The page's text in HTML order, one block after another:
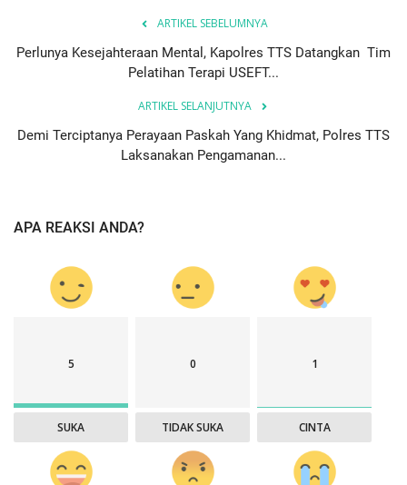
ARTIKEL SEBELUMNYA
Perlunya Kesejahteraan Mental, Kapolres TTS Datangkan Tim
Pelatihan Terapi USEFT...
ARTIKEL SELANJUTNYA
Demi Terciptanya Perayaan Paskah Yang Khidmat, Polres TTS
Laksanakan Pengamanan...
APA REAKSI ANDA?
5
SUKA
0
TIDAK SUKA
1
CINTA